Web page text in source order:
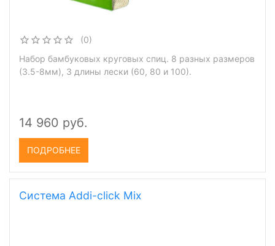
(0)
Набор бамбуковых круговых спиц. 8 разных размеров
(3.5-8мм), 3 длины лески (60, 80 и 100).
14 960 руб.
ПОДРОБНЕЕ
Система Addi-click Mix